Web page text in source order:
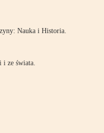
Nauka i Historia.
i ze świata.